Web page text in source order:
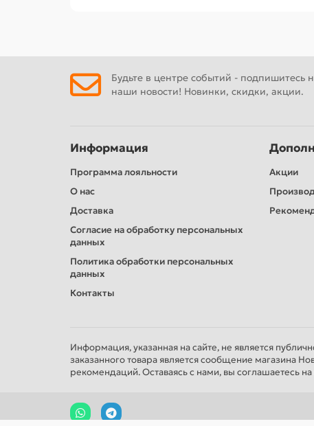
Будьте в центре событий - подпишитесь
наши новости! Новинки, скидки, акции.
Информация
Программа лояльности
О нас
Доставка
Согласие на обработку персональных
данных
Политика обработки персональных
данных
Контакты
Акции
Информация, указанная на сайте, не является
заказанного товара является сообщение магазина
рекомендаций. Оставаясь с нами, вы соглашаетесь